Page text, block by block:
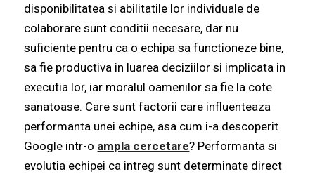
disponibilitatea si abilitatile lor individuale de
colaborare sunt conditii necesare, dar nu
suficiente pentru ca o echipa sa functioneze bine,
sa fie productiva in luarea deciziilor si implicata in
executia lor, iar moralul oamenilor sa fie la cote
sanatoase. Care sunt factorii care influenteaza
performanta unei echipe, asa cum i-a descoperit
Google intr-o ampla cercetare? Performanta si
evolutia echipei ca intreg sunt determinate direct